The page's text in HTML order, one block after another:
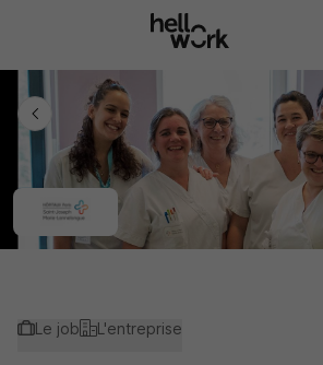
Le job L'entreprise